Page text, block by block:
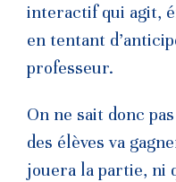
interactif qui agit,
en tentant
professeur.
On ne sait donc
des élèves va
jouera la partie, ni